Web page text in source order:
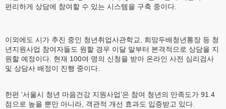
편리하게 상담에 참여할 수 있는 시스템을 구축 중이다.
이외에도 시가 추진 중인 청년취업사관학교, 희망두배청년통장 등 청
년지원사업 참여자들도 원할 경우 이달 말부터 본격적으로 상담을 지
원할 예정이다. 현재 100여 명의 신청을 받아 온라인 사전 심리검사
및 상담사 배정이 진행 중이다.
한편 ‘서울시 청년 마음건강 지원사업’은 참여 청년의 만족도가 91.4
점으로 높을 뿐만 아니라, 객관적 개선 효과도 입증받고 있다.